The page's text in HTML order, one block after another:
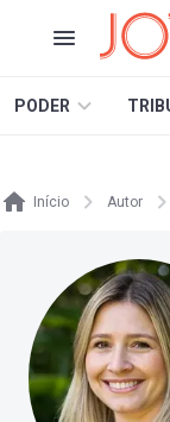
PODER
Início Autor